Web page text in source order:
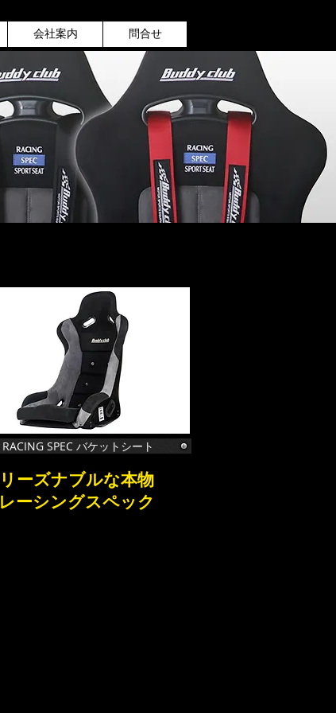
会社案内 問合せ
RACING SPEC バケットシート
リーズナブルな本物
レーシングスペック